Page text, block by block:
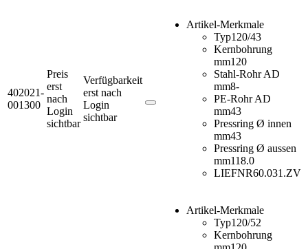
402021-
001300
Preis
erst
nach
Login
sichtbar
Verfügbarkeit
erst nach
Login
sichtbar
Artikel-Merkmale
Typ120/43
Kernbohrung
mm120
Stahl-Rohr AD
mm8-
PE-Rohr AD
mm43
Pressring Ø innen
mm43
Pressring Ø aussen
mm118.0
LIEFNR60.031.ZV
Artikel-Merkmale
Typ120/52
Kernbohrung